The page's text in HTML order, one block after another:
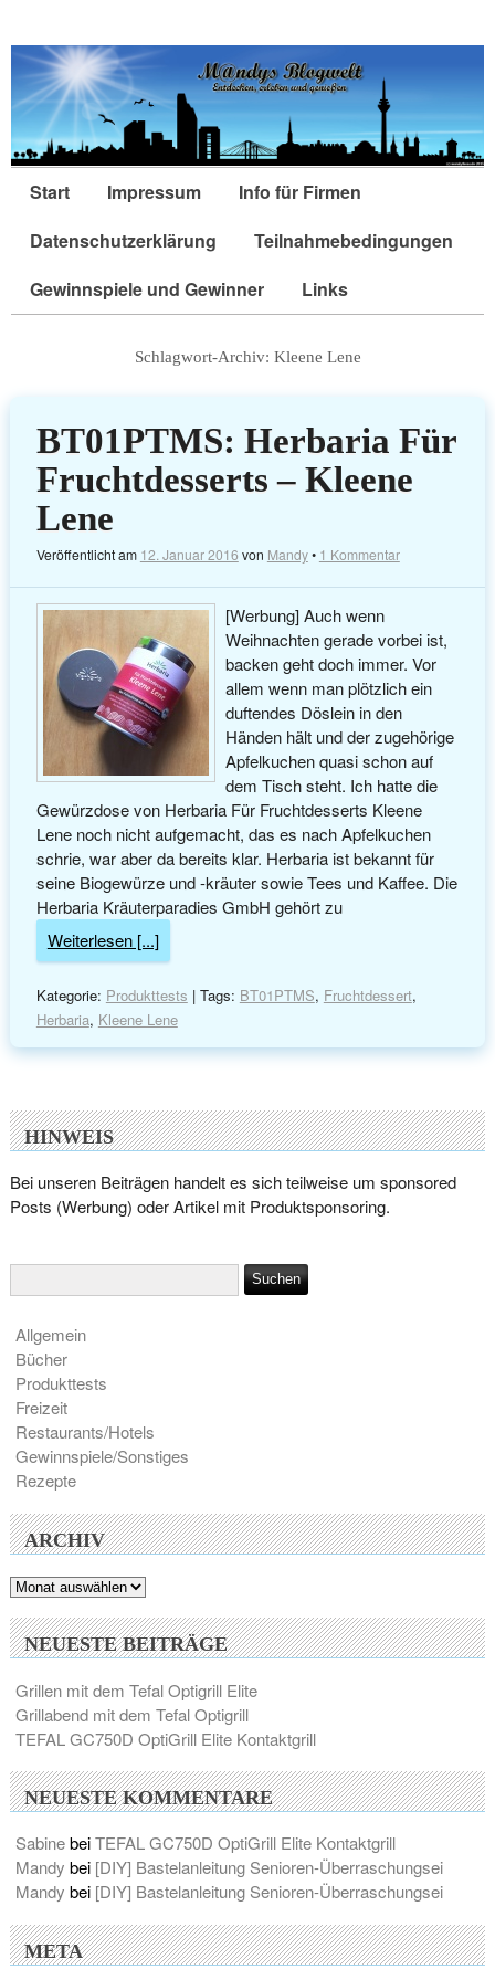
Start Impressum
Info für Firmen
Datenschutzerklärung
Teilnahmebedingungen
Gewinnspiele und Gewinner
Links
Schlagwort-Archiv: Kleene Lene
BT01PTMS: Herbaria Für
Fruchtdesserts – Kleene
Lene
Veröffentlicht am 12. Januar 2016 von Mandy• 1 Kommentar
[Werbung] Auch wenn
Weihnachten gerade vorbei ist,
backen geht doch immer. Vor
allem wenn man plötzlich ein
duftendes Döslein in den
Händen hält und der zugehörige
Apfelkuchen quasi schon auf
dem Tisch steht. Ich hatte die
Gewürzdose von Herbaria Für Fruchtdesserts Kleene
Lene noch nicht aufgemacht, das es nach Apfelkuchen
schrie, war aber da bereits klar. Herbaria ist bekannt für
seine Biogewürze und -kräuter sowie Tees und Kaffee. Die
Herbaria Kräuterparadies GmbH gehört zu
Weiterlesen [...]
Kategorie: Produkttests | Tags: BT01PTMS, Fruchtdessert,
Herbaria, Kleene Lene
HINWEIS
Bei unseren Beiträgen handelt es sich teilweise um sponsored
Posts (Werbung) oder Artikel mit Produktsponsoring.
Allgemein
Bücher
Produkttests
Freizeit
Restaurants/Hotels
Gewinnspiele/Sonstiges
Rezepte
ARCHIV
Archiv
NEUESTE BEITRÄGE
Grillen mit dem Tefal Optigrill Elite
Grillabend mit dem Tefal Optigrill
TEFAL GC750D OptiGrill Elite Kontaktgrill
NEUESTE KOMMENTARE
SabinebeiTEFAL GC750D OptiGrill Elite Kontaktgrill
Mandy bei [DIY] Bastelanleitung Senioren-Überraschungsei
Mandy bei [DIY] Bastelanleitung Senioren-Überraschungsei
META